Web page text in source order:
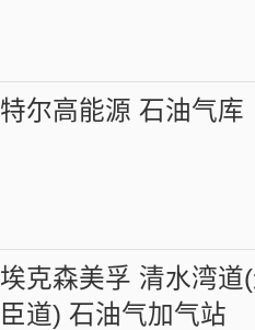
特尔高能源 石油气库
埃克森美孚 清水湾道
臣道) 石油气加气站